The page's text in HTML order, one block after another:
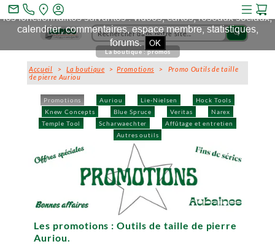
search
Promotions Auriou Lie-Nielsen
Hock Tools
Knew Concepts
Blue Spruce Veritas
Narex
Temple Tool
Scharwaechter
Affûtage et entretien
Autres outils
La boutique : promos
Accueil >La boutique >Promotions > Promo Outils de taille
de pierre Auriou
Les promotions : Outils de taille de pierre
Auriou.
mail_outline
Ce site et des sites tiers qu'il utilise collectent des cookies pour
les fonctionnalités suivantes : vidéos, cartes, réseaux sociaux,
calendrier, commentaires, espace membre, statistiques,
forums. OK